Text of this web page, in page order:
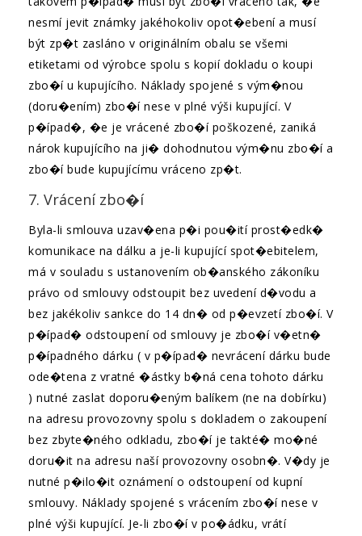
nesmí jevit známky jakéhokoliv opot�ebení a musí
být zp�t zasláno v originálním obalu se všemi
etiketami od výrobce spolu s kopií dokladu o koupi
zbo�í u kupujícího. Náklady spojené s vým�nou
(doru�ením) zbo�í nese v plné výši kupující. V
p�ípad�, �e je vrácené zbo�í poškozené, zaniká
nárok kupujícího na ji� dohodnutou vým�nu zbo�í a
zbo�í bude kupujícímu vráceno zp�t.
7. Vrácení zbo�í
Byla-li smlouva uzav�ena p�i pou�ití prost�edk�
komunikace na dálku a je-li kupující spot�ebitelem,
má v souladu s ustanovením ob�anského zákoníku
právo od smlouvy odstoupit bez uvedení d�vodu a
bez jakékoliv sankce do 14 dn� od p�evzetí zbo�í. V
p�ípad� odstoupení od smlouvy je zbo�í v�etn�
p�ípadného dárku ( v p�ípad� nevrácení dárku bude
ode�tena z vratné �ástky b�ná cena tohoto dárku
) nutné zaslat doporu�eným balíkem (ne na dobírku)
na adresu provozovny spolu s dokladem o zakoupení
bez zbyte�ného odkladu, zbo�í je takté� mo�né
doru�it na adresu naší provozovny osobn�. V�dy je
nutné p�ilo�it oznámení o odstoupení od kupní
smlouvy. Náklady spojené s vrácením zbo�í nese v
plné výši kupující. Je-li zbo�í v po�ádku, vrátí